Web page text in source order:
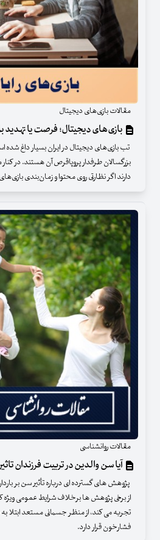
مقالات بازی‌های دیجیتال
بازی‌های دیجیتال؛ فرصت یا تهدید
تب بازی‌های دیجیتال در ایران بسیار داغ شده‌
بزرگسالان طرفدار پروپاقرص آن هستند. در کنار
دارند اگر نظارتی روی محتوا و زمان‌بندی
مقالات روانشناسی
آیا سن والدین در تربیت فرزندان
پژوهش های گسترده ای درباره تأثیر سن بر
از برخی پژوهش ها برخلاف شرایط عمومی ویژه
تجربه می کند، از منظر جسمانی مستعد ابتلا به
فشارخون قرار دارد.